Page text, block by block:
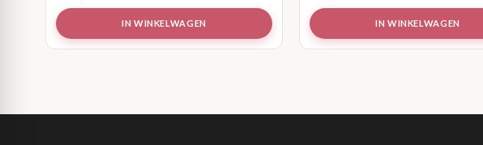
IN WINKELWAGEN IN WINKELWAGEN